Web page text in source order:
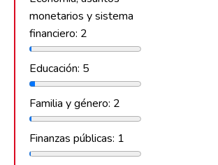
monetarios y sistema
financiero: 2
Educación: 5
Familia y género: 2
Finanzas públicas: 1